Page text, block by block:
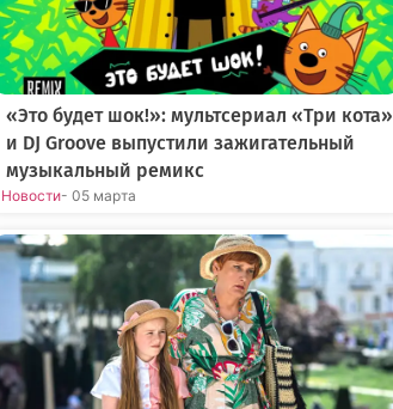
«Это будет шок!»: мультсериал «Три кота»
и DJ Groove выпустили зажигательный
музыкальный ремикс
Новости- 05 марта